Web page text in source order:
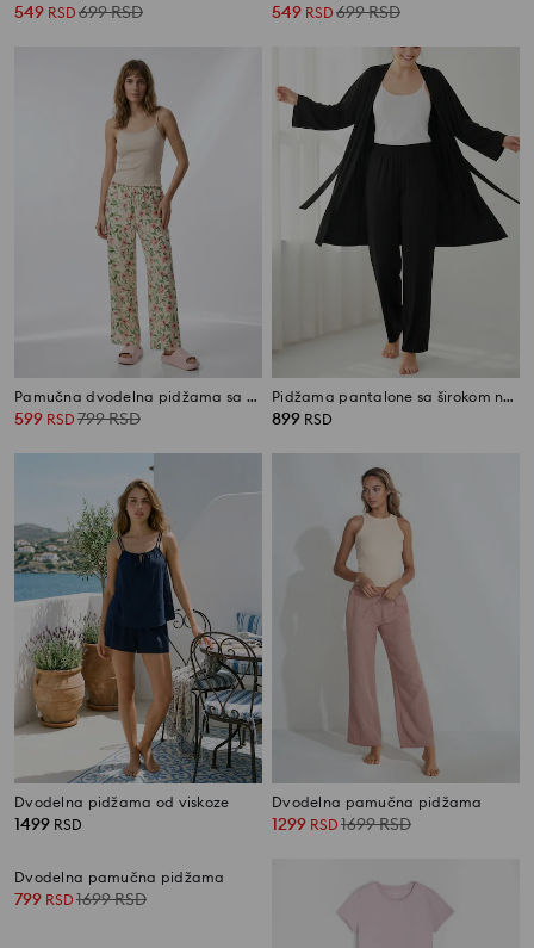
549 RSD 699RSD 549 RSD 699RSD
Pamučna dvodelna pidžama sa cvetnim motivom
599 RSD 799RSD
Pidžama pantalone sa širokom nogavicom
899 RSD
Dvodelna pidžama od viskoze
1499 RSD
Dvodelna pamučna pidžama
1299 RSD 1699RSD